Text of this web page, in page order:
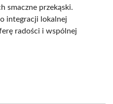
smaczne przekąski.
integracji lokalnej
radości i wspólnej